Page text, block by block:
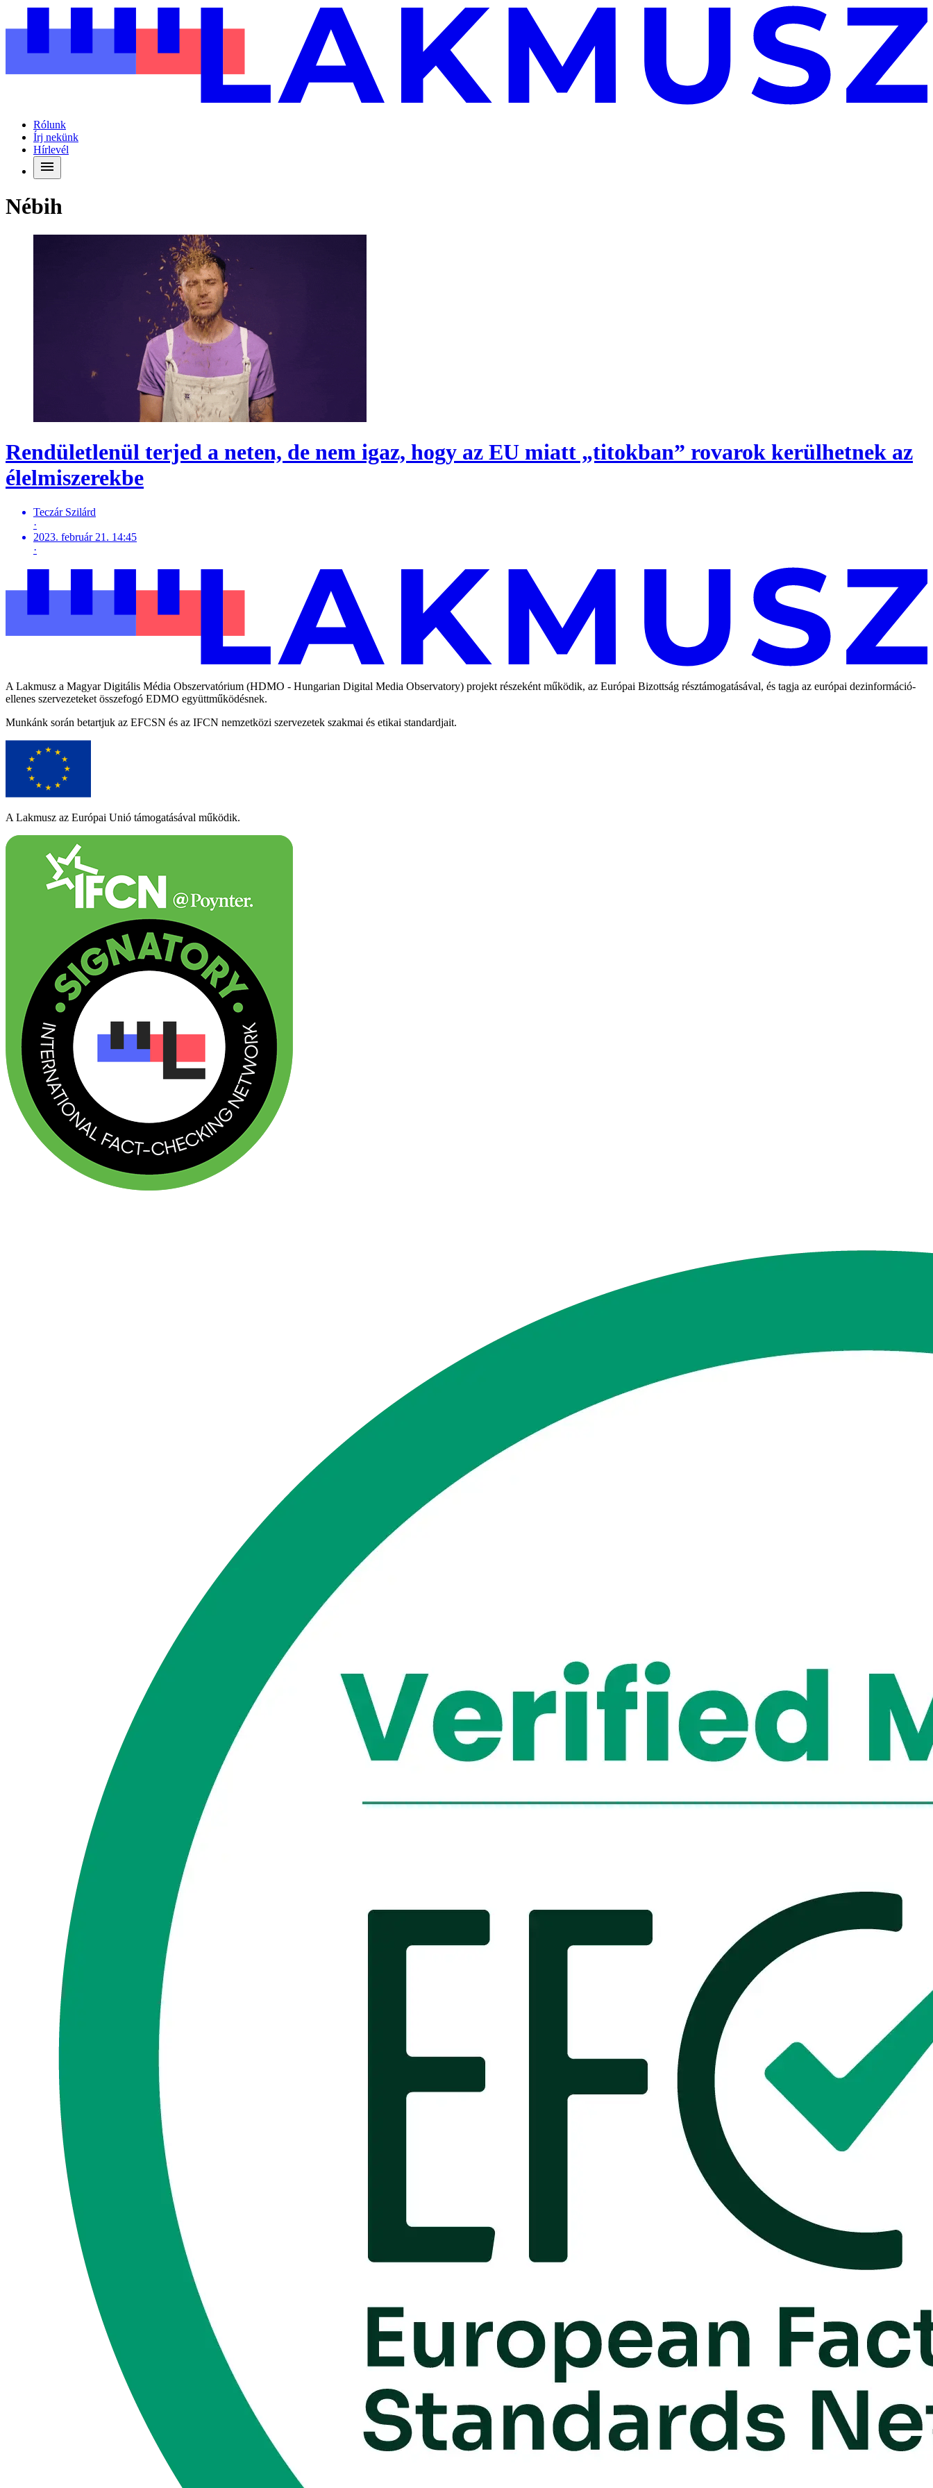
Rólunk
Írj nekünk
Hírlevél
Nébih
Rendületlenül terjed a neten, de nem igaz, hogy az EU miatt „titokban” rovarok kerülhetnek az
élelmiszerekbe
Teczár Szilárd
·
2023. február 21. 14:45
·
A Lakmusz a Magyar Digitális Média Obszervatórium (HDMO - Hungarian Digital Media Observatory) projekt részeként működik, az Európai Bizottság résztámogatásával, és tagja az európai dezinformáció-
ellenes szervezeteket összefogó EDMO együttműködésnek.
Munkánk során betartjuk az EFCSN és az IFCN nemzetközi szervezetek szakmai és etikai standardjait.
A Lakmusz az Európai Unió támogatásával működik.